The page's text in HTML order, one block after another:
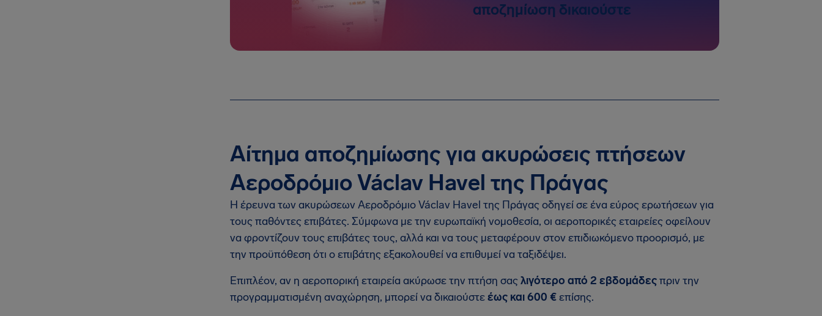
αποζημίωση δικαιούστε
Αίτημα αποζημίωσης για ακυρώσεις πτήσεων
Αεροδρόμιο Václav Havel της Πράγας
Η έρευνα των ακυρώσεων Αεροδρόμιο Václav Havel της Πράγας οδηγεί σε ένα εύρος ερωτήσεων για
τους παθόντες επιβάτες. Σύμφωνα με την ευρωπαϊκή νομοθεσία, οι αεροπορικές εταιρείες οφείλουν
να φροντίζουν τους επιβάτες τους, αλλά και να τους μεταφέρουν στον επιδιωκόμενο προορισμό, με
την προϋπόθεση ότι ο επιβάτης εξακολουθεί να επιθυμεί να ταξιδέψει.
Επιπλέον, αν η αεροπορική εταιρεία ακύρωσε την πτήση σαςλιγότερο από 2 εβδομάδεςπριν την
προγραμματισμένη αναχώρηση, μπορεί να δικαιούστεέως και 600 €επίσης.